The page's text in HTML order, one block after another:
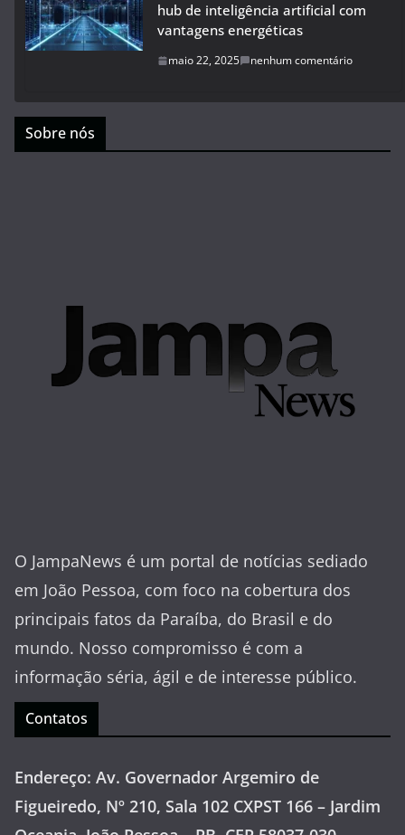
hub de inteligência artificial com
vantagens energéticas
maio 22, 2025 nenhum comentário
Sobre nós
O JampaNews é um portal de notícias sediado
em João Pessoa, com foco na cobertura dos
principais fatos da Paraíba, do Brasil e do
mundo. Nosso compromisso é com a
informação séria, ágil e de interesse público.
Contatos
Endereço: Av. Governador Argemiro de
Figueiredo, Nº 210, Sala 102 CXPST 166 – Jardim